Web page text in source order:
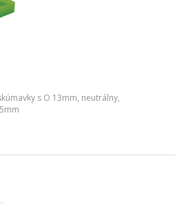
s O 13mm, neutrálny,